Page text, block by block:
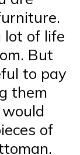
lot of life
But
to pay
them
of